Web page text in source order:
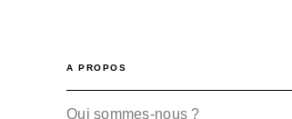
A PROPOS
Qui sommes-nous ?